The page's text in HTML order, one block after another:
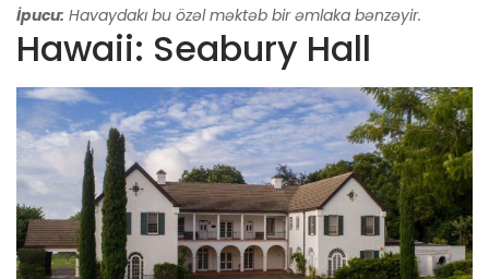
İpucu: Havaydakı bu özəl məktəb bir əmlaka bənzəyir.
Hawaii: Seabury Hall